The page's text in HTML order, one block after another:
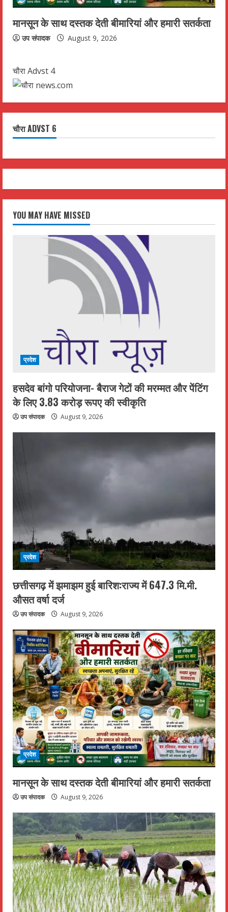
मानसून के साथ दस्तक देती बीमारियां और हमारी सतर्कता
उप संपादक August 9, 2026
चौरा Advst 4
चौरा ADVST 6
YOU MAY HAVE MISSED
प्रदेश
हसदेव बांगो परियोजना- बैराज गेटों की मरम्मत और पेंटिंग
के लिए 3.83 करोड़ रूपए की स्वीकृति
उप संपादक August 9, 2026
प्रदेश
छत्तीसगढ़ में झमाझम हुई बारिश:राज्य में 647.3 मि.मी.
औसत वर्षा दर्ज
उप संपादक August 9, 2026
प्रदेश
मानसून के साथ दस्तक देती बीमारियां और हमारी सतर्कता
उप संपादक August 9, 2026